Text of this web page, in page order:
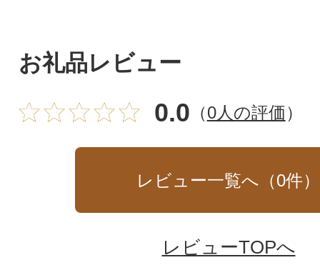
お礼品レビュー
0.0 （0人の評価）
レビュー一覧へ（0件）
レビューTOPへ